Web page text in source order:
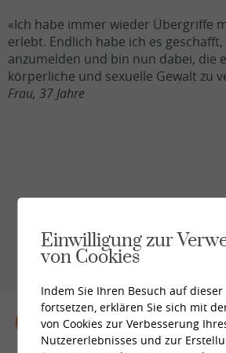
«Ich habe immer wieder Übergriffe
erlebt. Endlich habe ich es geschafft,
anzumelden und bin nun dabei, die
körperliche und sexuelle Gewalt zu
Frau, 37 Jahre
Bieten Sie auch
Paare in
Einwilligung zur
von Cookies
Indem Sie Ihren Besuch auf dieser
fortsetzen, erklären Sie sich mit
von Cookies zur Verbesserung
Nutzererlebnisses und zur